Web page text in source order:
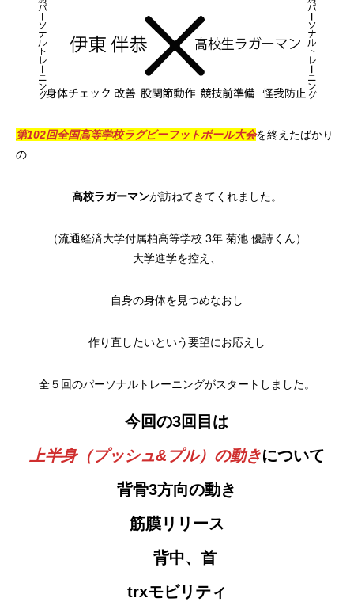
第102回全国高等学校ラグビーフットボール大会を終えたばかり
の
高校ラガーマンが訪ねてきてくれました。
（流通経済大学付属柏高等学校 3年 菊池 優詩くん）
大学進学を控え、
自身の身体を見つめなおし
作り直したいという要望にお応えし
全５回のパーソナルトレーニングがスタートしました。
今回の3回目は
上半身（プッシュ&プル）の動きについて
背骨3方向の動き
筋膜リリース
背中、首
trxモビリティ